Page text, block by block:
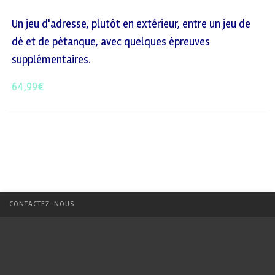
Un jeu d'adresse, plutôt en extérieur, entre un jeu de
dé et de pétanque, avec quelques épreuves
supplémentaires.
64,99€
CONTACTEZ-NOUS